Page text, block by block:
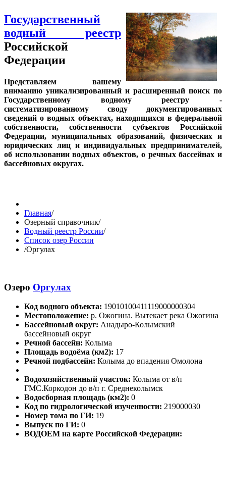
Государственный
водный реестр
Российской
Федерации
Представляем вашему
вниманию уникализированный и расширенный поиск по
Государственному водному реестру -
систематизированному своду документированных
сведений о водных объектах, находящихся в федеральной
собственности, собственности субъектов Российской
Федерации, муниципальных образований, физических и
юридических лиц и индивидуальных предпринимателей,
об использовании водных объектов, о речных бассейнах и
бассейновых округах.
Главная/
Озерный справочник/
Водный реестр России/
Список озер России
/Оргулах
Озеро Оргулах
Код водного объекта: 19010100411119000000304
Местоположение: р. Ожогина. Вытекает река Ожогина
Бассейновый округ: Анадыро-Колымский
бассейновый округ
Речной бассейн: Колыма
Площадь водоёма (км2): 17
Речной подбассейн: Колыма до впадения Омолона
Водохозяйственный участок: Колыма от в/п
ГМС.Коркодон до в/п г. Среднеколымск
Водосборная площадь (км2): 0
Код по гидрологической изученности: 219000030
Номер тома по ГИ: 19
Выпуск по ГИ: 0
ВОДОЕМ на карте Российской Федерации: